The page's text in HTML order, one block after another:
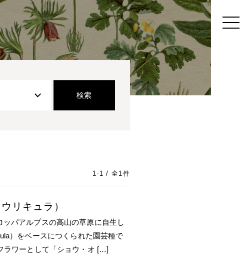
1-1 / 全1件
リキュラ）
パアルプスの高山の草原に自生し
）をベースにつくられた園芸種で
ラワーとして「ショウ・オ […]